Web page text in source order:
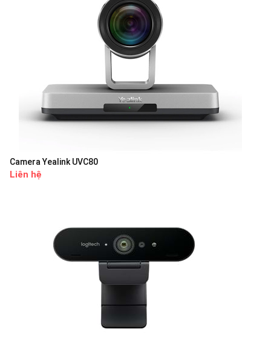
Camera Yealink UVC80
Liên hệ